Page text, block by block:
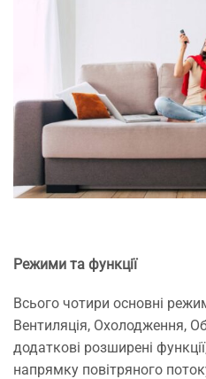
Режими та функції
Всього чотири основні
Вентиляція, Охолодження,
додаткові розширені
напрямку повітряного